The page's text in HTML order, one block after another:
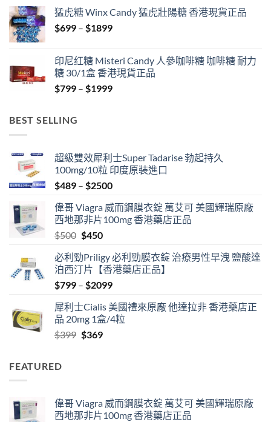
through
$1849
猛虎糖 Winx Candy 猛虎壯陽糖 香港現貨正品
$699 – $1899Price
through
$1899
印尼红糖 Misteri Candy 人參咖啡糖 咖啡糖 耐力
糖 30/1盒 香港現貨正品
$799 – $1999Price
BEST SELLING
超級雙效犀利士Super Tadarise 勃起持久
100mg/10粒 印度原裝進口
$489 – $2500Price
$489
through
偉哥 Viagra 威而鋼膜衣錠 萬艾可 美國輝瑞原廠
西地那非片100mg 香港藥店正品
$500 Original
was:
$500.
$450Current
is:
$450.
必利勁Priligy 必利勁膜衣錠 治療男性早洩 鹽酸達
泊西汀片【香港藥店正品】
$799 – $2099Price
$799
through
犀利士Cialis 美國禮來原廠 他達拉非 香港藥店正
品 20mg 1盒/4粒
$399 Original
$369Current
FEATURED
偉哥 Viagra 威而鋼膜衣錠 萬艾可 美國輝瑞原廠
西地那非片100mg 香港藥店正品